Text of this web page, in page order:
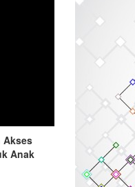
Akses
Anak